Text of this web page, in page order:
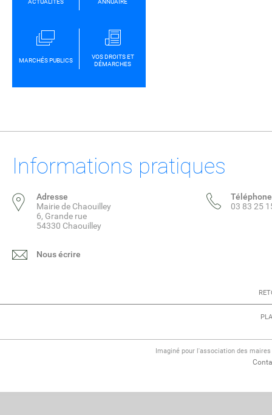
ACTUALITÉS ANNUAIRE
MARCHÉS PUBLICS
VOS DROITS ET
DÉMARCHES
Informations pratiques
Adresse
Mairie de Chaouilley
6, Grande rue
54330 Chaouilley
Nous écrire
Téléphone
03 83 25
Imaginé pour l'association des